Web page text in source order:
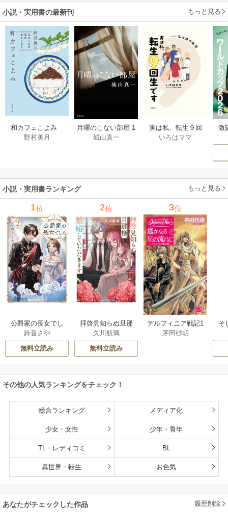
小説・実用書の最新刊 もっと見る
和カフェこよみ
五月くんの夏のお
野村美月
月曜のこない部屋 1
巻
城山真一
実は私、転生９回
生です マンガ
いろはママ
激
小説・実用書ランキング もっと見る
1位
公爵家の長女でし
た
鈴音さや
無料立読み
2位
拝啓見知らぬ旦那
様、離婚していた
だきます
久川航璃
無料立読み
3位
デルフィニア戦記1
茅田砂胡
そ
その他の人気ランキングをチェック！
総合ランキング メディア化
少女・女性 少年・青年
TL・レディコミ BL
異世界・転生 お色気
あなたがチェックした作品 履歴削除